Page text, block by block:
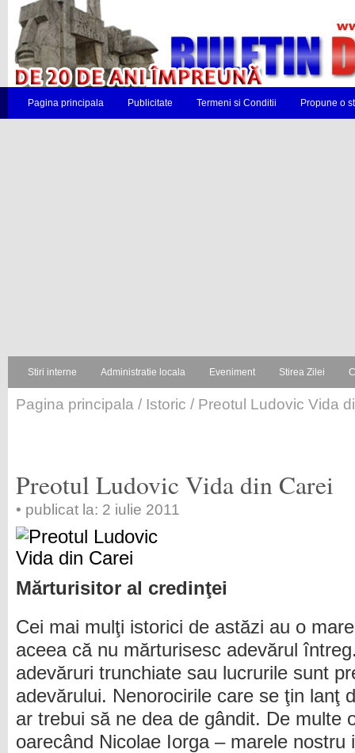
Pagina principala Publicitate Termeni si Conditii Propune o
Stiri interne Administratie locala Eveniment Stirea Zilei
Pagina principala / Istoric / Preotul Ludovic Vida
Preotul Ludovic Vida din Carei
• publicat la: 2 iulie 2011
Mărturisitor al credinţei
Cei mai mulţi istorici de astăzi au o
aceea că nu mărturisesc adevărul
adevăruri trunchiate sau lucrurile sunt
adevărului. Nenorocirile care se ţin lanţ
ar trebui să ne dea de gândit. De multe
oarecând Nicolae Iorga – marele nostru